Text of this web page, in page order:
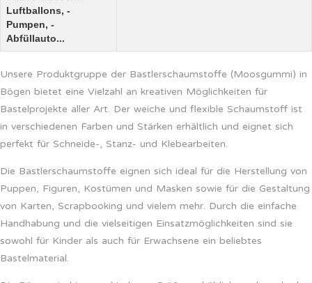
Luftballons, -
Pumpen, -
Abfüllauto...
Unsere Produktgruppe der Bastlerschaumstoffe (Moosgummi) in
Bögen bietet eine Vielzahl an kreativen Möglichkeiten für
Bastelprojekte aller Art. Der weiche und flexible Schaumstoff ist
in verschiedenen Farben und Stärken erhältlich und eignet sich
perfekt für Schneide-, Stanz- und Klebearbeiten.
Die Bastlerschaumstoffe eignen sich ideal für die Herstellung von
Puppen, Figuren, Kostümen und Masken sowie für die Gestaltung
von Karten, Scrapbooking und vielem mehr. Durch die einfache
Handhabung und die vielseitigen Einsatzmöglichkeiten sind sie
sowohl für Kinder als auch für Erwachsene ein beliebtes
Bastelmaterial.